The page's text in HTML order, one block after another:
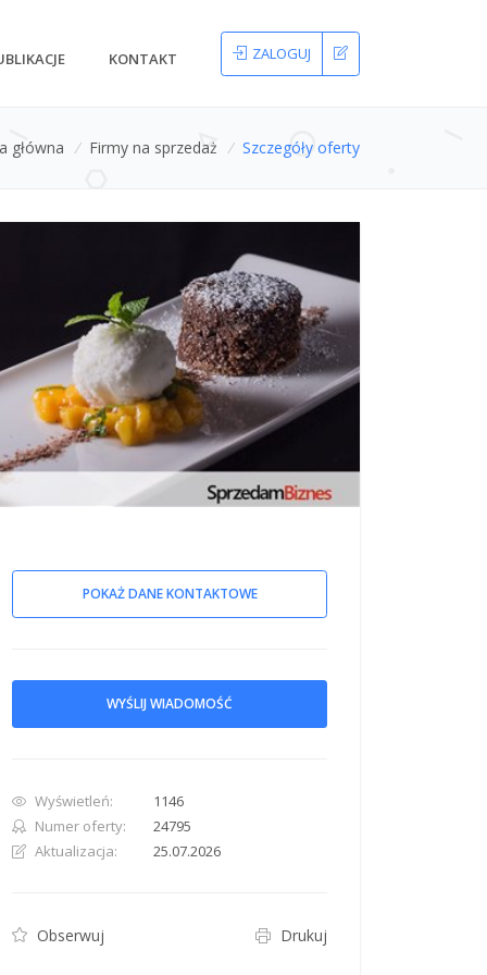
KONTAKT ZALOGUJ
główna / Firmy na sprzedaż / Szczegóły oferty
down 100 pixels: down arrow. Rotate 15 degrees clockwise: shift +
POKAŻ DANE KONTAKTOWE
WYŚLIJ WIADOMOŚĆ
Wyświetleń:
1146
Numer oferty:
24795
Aktualizacja:
25.07.2026
Obserwuj Drukuj